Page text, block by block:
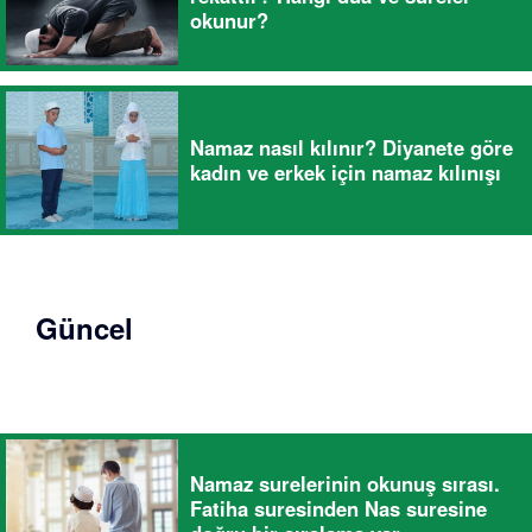
okunur?
Namaz nasıl kılınır? Diyanete göre
kadın ve erkek için namaz kılınışı
Güncel
Namaz surelerinin okunuş sırası.
Fatiha suresinden Nas suresine